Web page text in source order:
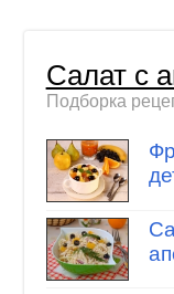
Салат с
Подборка